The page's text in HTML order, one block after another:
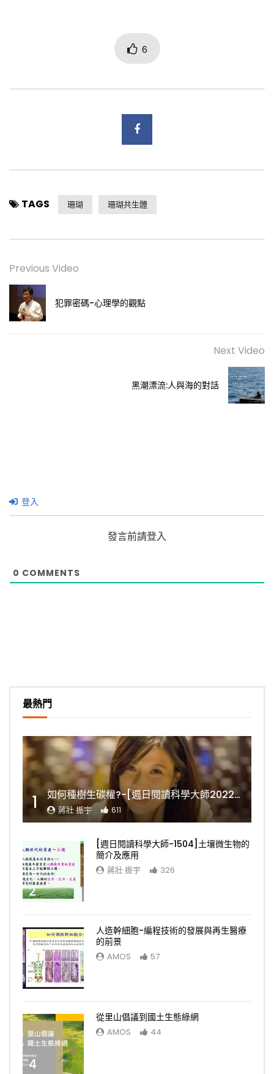
6
TAGS 珊瑚 珊瑚共生體
Previous Video
犯罪密碼-心理學的觀點
Next Video
黑潮漂流:人與海的對話
登入
發言前請登入
0 COMMENTS
最熱門
1 如何種樹生碳權?-[週日閱讀科學大師2022.11.06]
蔣壯 振宇 611
2
[週日閱讀科學大師-1504]土壤微生物的
簡介及應用
蔣壯 振宇 326
3
人造幹細胞-編程技術的發展與再生醫療
的前景
AMOS 57
4
從里山倡議到國土生態綠網
AMOS 44